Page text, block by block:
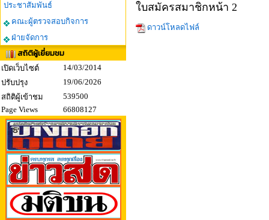
ประชาสัมพันธ์
คณะผู้ตรวจสอบกิจการ
ฝ่ายจัดการ
สถิติผู้เยี่ยมชม
เปิดเว็บไซต์
14/03/2014
ปรับปรุง
19/06/2026
สถิติผู้เข้าชม
539500
Page Views
66808127
ใบสมัครสมาชิกหน้า 2
ดาวน์โหลดไฟล์